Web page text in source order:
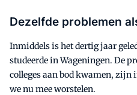
Dezelfde problemen
Inmiddels is het dertig jaar
studeerde in Wageningen. De
colleges aan bod kwamen, zijn
we nu mee worstelen.